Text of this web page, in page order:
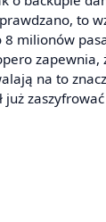
to
milionów
zapewnia,
na to
już